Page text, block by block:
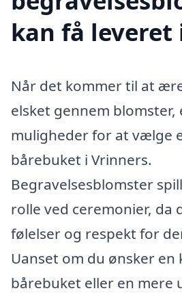
kan få leveret
Når det kommer til at
elsket gennem blomster,
muligheder for at vælge
bårebuket i Vrinners.
Begravelsesblomster
rolle ved ceremonier, da
følelser og respekt for
Uanset om du ønsker en
bårebuket eller en mere